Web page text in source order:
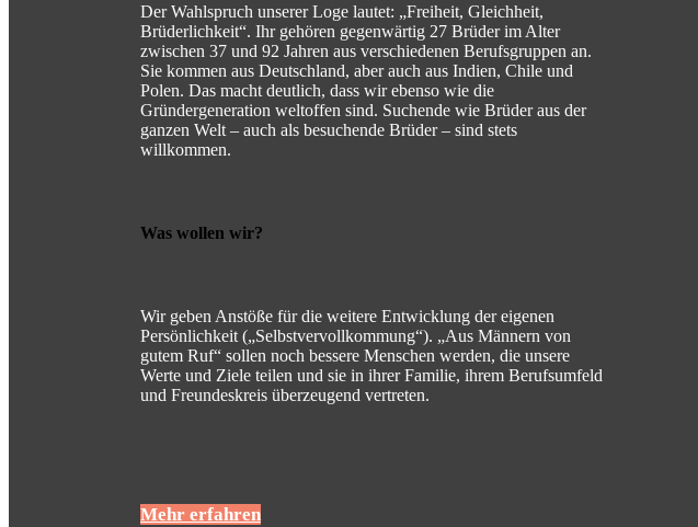
Der Wahlspruch unserer Loge lautet: „Freiheit, Gleichheit,
Brüderlichkeit“. Ihr gehören gegenwärtig 27 Brüder im Alter
zwischen 37 und 92 Jahren aus verschiedenen Berufsgruppen an.
Sie kommen aus Deutschland, aber auch aus Indien, Chile und
Polen. Das macht deutlich, dass wir ebenso wie die
Gründergeneration weltoffen sind. Suchende wie Brüder aus der
ganzen Welt – auch als besuchende Brüder – sind stets
willkommen.
Was wollen wir?
Wir geben Anstöße für die weitere Entwicklung der eigenen
Persönlichkeit („Selbstvervollkommung“). „Aus Männern von
gutem Ruf“ sollen noch bessere Menschen werden, die unsere
Werte und Ziele teilen und sie in ihrer Familie, ihrem Berufsumfeld
und Freundeskreis überzeugend vertreten.
Mehr erfahren